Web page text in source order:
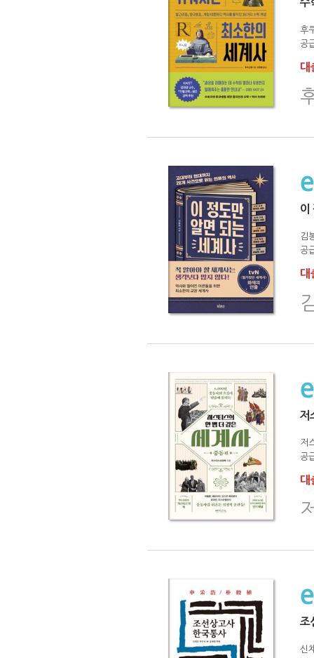
수
후
공
대
이
김
공
대
저
저
공
대
조
신